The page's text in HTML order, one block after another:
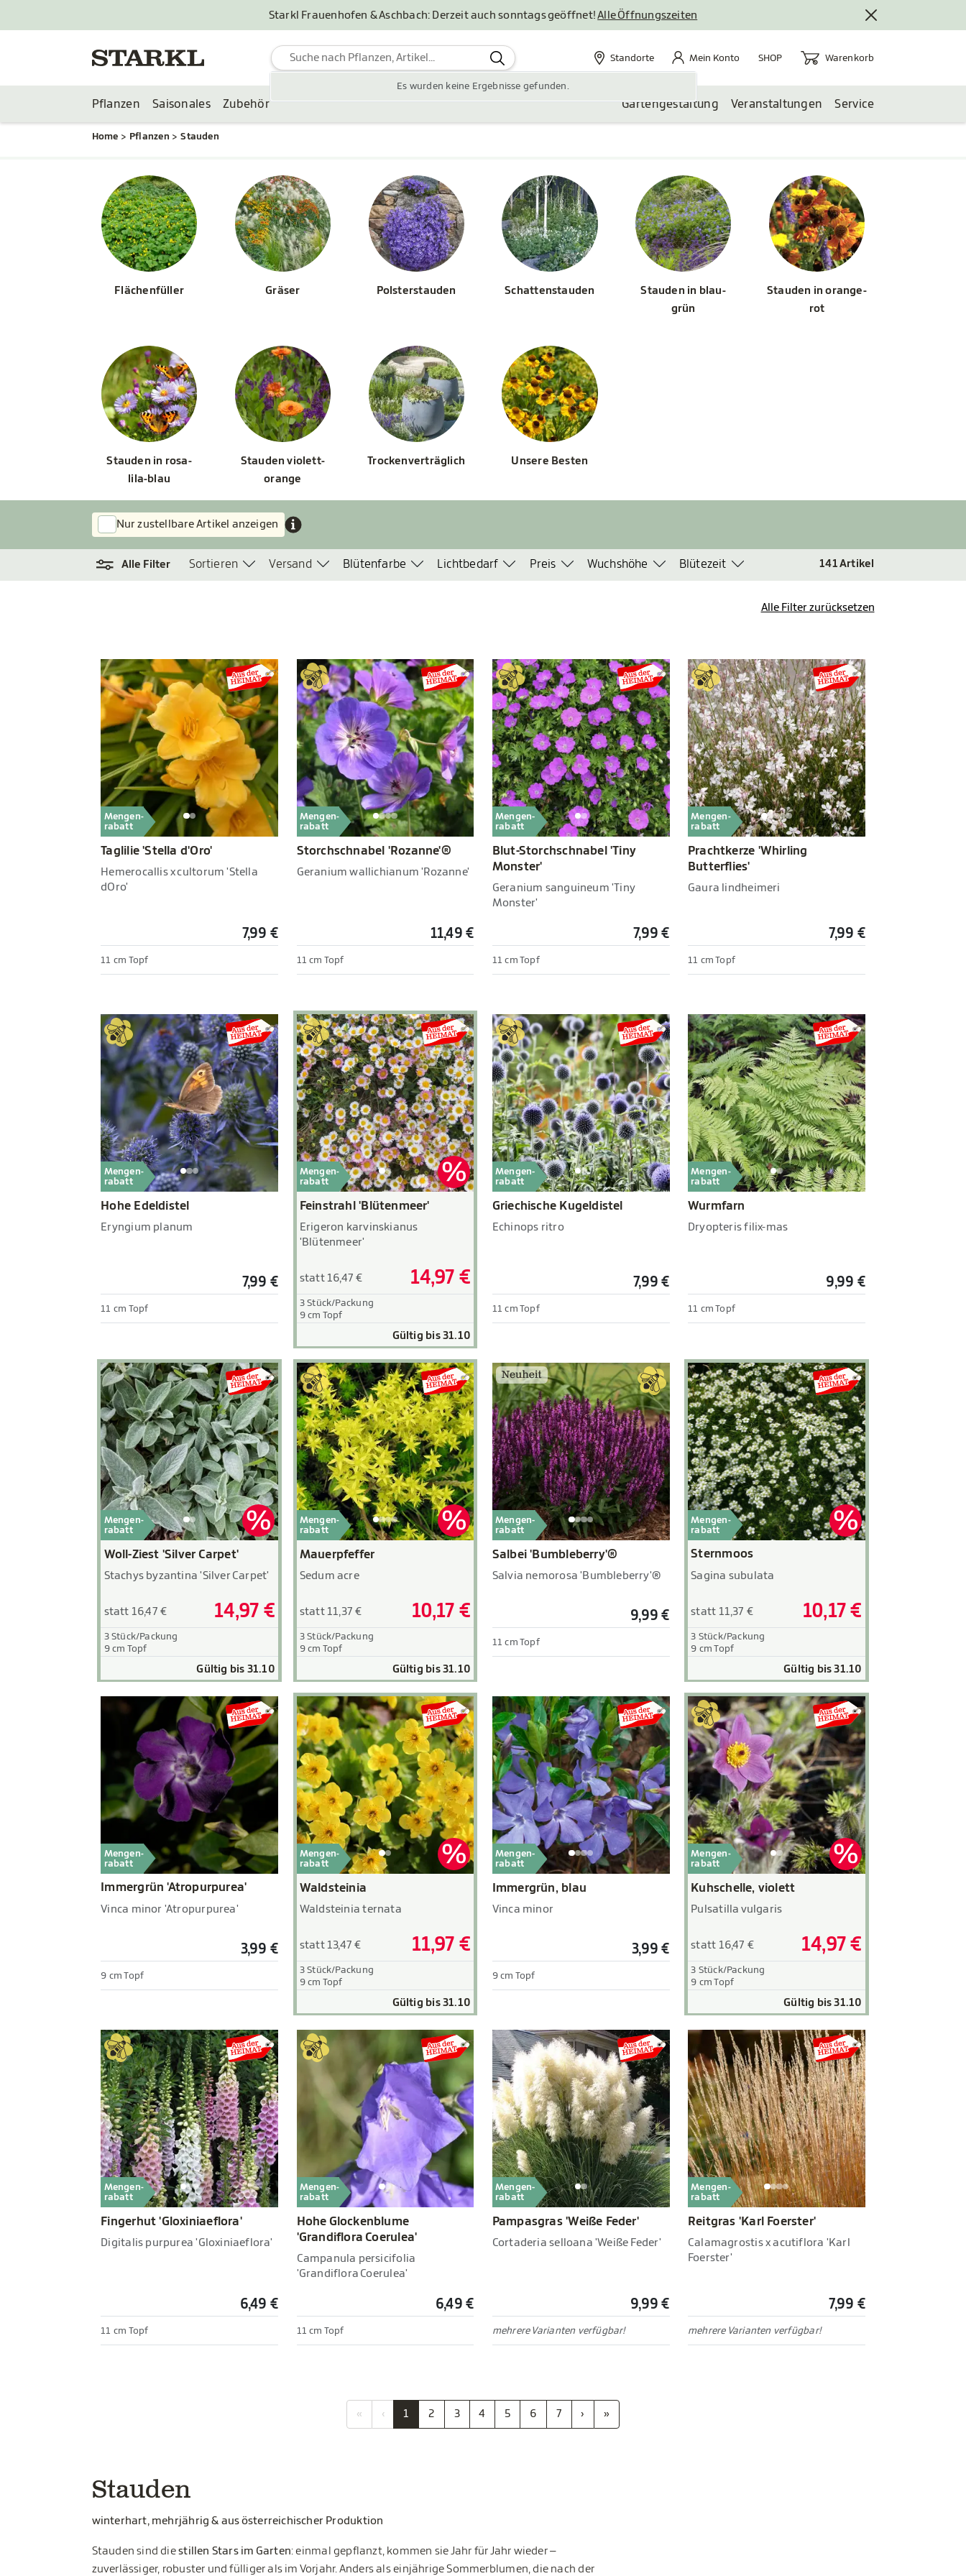
Starkl Frauenhofen & Aschbach: Derzeit auch sonntags geöffnet!Alle Öffnungszeiten
Es wurden keine Ergebnisse gefunden.
Standorte
Standorte Mein Konto
Mein Konto SHOP Warenkorb
Warenkorb
Pflanzen Saisonales Zubehör Gartengestaltung Veranstaltungen Service
Home Pflanzen Stauden
Flächenfüller Gräser Polsterstauden Schattenstauden
Stauden in blau-
grün
Stauden in orange-
rot
Stauden in rosa-
lila-blau
Stauden violett-
orange
Trockenverträglich Unsere Besten
Nur zustellbare Artikel anzeigen
Alle Filter Sortieren Versand Blütenfarbe Lichtbedarf Preis Wuchshöhe Blütezeit 141Artikel
Alle Filter zurücksetzen
Mengen-
rabatt
Taglilie 'Stella d'Oro'
Hemerocallis x cultorum 'Stella
dOro'
7,99 €
11 cm Topf
Mengen-
rabatt
Storchschnabel 'Rozanne'®
Geranium wallichianum 'Rozanne'
11,49 €
11 cm Topf
Mengen-
rabatt
Blut-Storchschnabel 'Tiny
Monster'
Geranium sanguineum 'Tiny
Monster'
7,99 €
11 cm Topf
Mengen-
rabatt
Prachtkerze 'Whirling
Butterflies'
Gaura lindheimeri
7,99 €
11 cm Topf
Mengen-
rabatt
Hohe Edeldistel
Eryngium planum
7,99 €
11 cm Topf
Mengen-
rabatt
Feinstrahl 'Blütenmeer'
Erigeron karvinskianus
'Blütenmeer'
statt 16,47 € 14,97 €
3 Stück/Packung
9 cm Topf
Gültig bis 31.10
Mengen-
rabatt
Griechische Kugeldistel
Echinops ritro
7,99 €
11 cm Topf
Mengen-
rabatt
Wurmfarn
Dryopteris filix-mas
9,99 €
11 cm Topf
Mengen-
rabatt
Woll-Ziest 'Silver Carpet'
Stachys byzantina 'Silver Carpet'
statt 16,47 € 14,97 €
3 Stück/Packung
9 cm Topf
Gültig bis 31.10
Mengen-
rabatt
Mauerpfeffer
Sedum acre
statt 11,37 € 10,17 €
3 Stück/Packung
9 cm Topf
Gültig bis 31.10
Mengen-
rabatt
Salbei 'Bumbleberry'®
Salvia nemorosa 'Bumbleberry'®
9,99 €
11 cm Topf
Mengen-
rabatt
Sternmoos
Sagina subulata
statt 11,37 € 10,17 €
3 Stück/Packung
9 cm Topf
Gültig bis 31.10
Mengen-
rabatt
Immergrün 'Atropurpurea'
Vinca minor 'Atropurpurea'
3,99 €
9 cm Topf
Mengen-
rabatt
Waldsteinia
Waldsteinia ternata
statt 13,47 € 11,97 €
3 Stück/Packung
9 cm Topf
Gültig bis 31.10
Mengen-
rabatt
Immergrün, blau
Vinca minor
3,99 €
9 cm Topf
Mengen-
rabatt
Kuhschelle, violett
Pulsatilla vulgaris
statt 16,47 € 14,97 €
3 Stück/Packung
9 cm Topf
Gültig bis 31.10
Mengen-
rabatt
Fingerhut 'Gloxiniaeflora'
Digitalis purpurea 'Gloxiniaeflora'
6,49 €
11 cm Topf
Mengen-
rabatt
Hohe Glockenblume
'Grandiflora Coerulea'
Campanula persicifolia
'Grandiflora Coerulea'
6,49 €
11 cm Topf
Mengen-
rabatt
Pampasgras 'Weiße Feder'
Cortaderia selloana 'Weiße Feder'
9,99 €
mehrere Varianten verfügbar!
Mengen-
rabatt
Reitgras 'Karl Foerster'
Calamagrostis x acutiflora 'Karl
Foerster'
7,99 €
mehrere Varianten verfügbar!
« ‹ 1 2 3 4 5 6 7 › »
Stauden
winterhart, mehrjährig & aus österreichischer Produktion
Stauden sind diestillen Stars im Garten: einmal gepflanzt, kommen sie Jahr für Jahr wieder –
zuverlässiger, robuster und fülliger als im Vorjahr. Anders als einjährige Sommerblumen, die nach der